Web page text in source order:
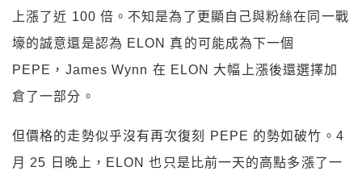
上漲了近 100 倍。不知是為了更顯自己與粉絲在同一戰
壕的誠意還是認為 ELON 真的可能成為下一個
PEPE，James Wynn 在 ELON 大幅上漲後還選擇加
倉了一部分。
但價格的走勢似乎沒有再次復刻 PEPE 的勢如破竹。4
月 25 日晚上，ELON 也只是比前一天的高點多漲了一